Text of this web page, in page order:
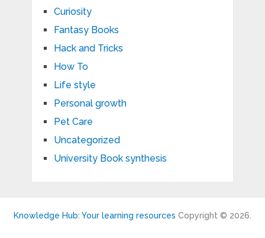
Curiosity
Fantasy Books
Hack and Tricks
How To
Life style
Personal growth
Pet Care
Uncategorized
University Book synthesis
Knowledge Hub: Your learning resources Copyright © 2026.